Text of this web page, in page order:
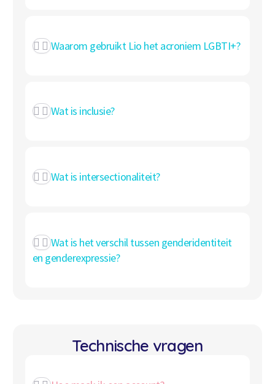
Waarom gebruikt Lio het acroniem LGBTI+?
Wat is inclusie?
Wat is intersectionaliteit?
Wat is het verschil tussen genderidentiteit
en genderexpressie?
Technische vragen